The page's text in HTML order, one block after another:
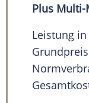
Plus
Leistung in